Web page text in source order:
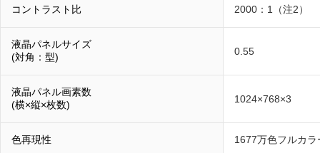
コントラスト比 2000：1（注2）
液晶パネルサイズ
(対角：型)
0.55
液晶パネル画素数
(横×縦×枚数)
1024×768×3
色再現性 1677万色フルカラ